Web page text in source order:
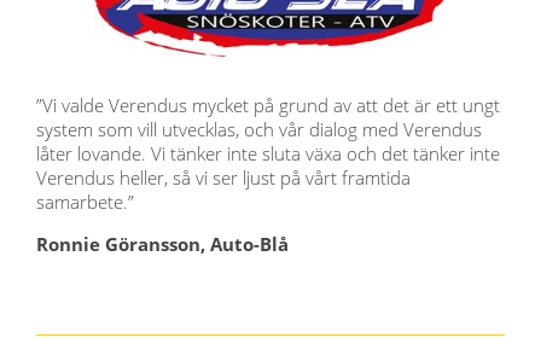
”Vi valde Verendus mycket på grund av att det är ett ungt
system som vill utvecklas, och vår dialog med Verendus
låter lovande. Vi tänker inte sluta växa och det tänker inte
Verendus heller, så vi ser ljust på vårt framtida
samarbete.”
Ronnie Göransson, Auto-Blå